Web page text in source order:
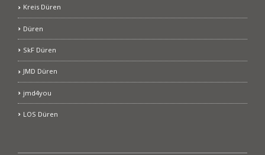
Kreis Düren
Düren
SkF Düren
JMD Düren
jmd4you
LOS Düren